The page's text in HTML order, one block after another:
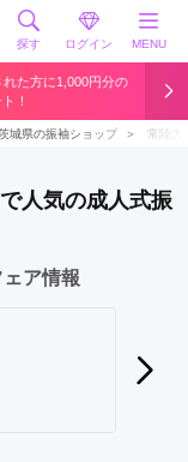
探す ログイン MENU
た方に1,000円分の
！
城県の振袖ショップ ＞ 常陸大
人気の成人式振
ア情報
振袖